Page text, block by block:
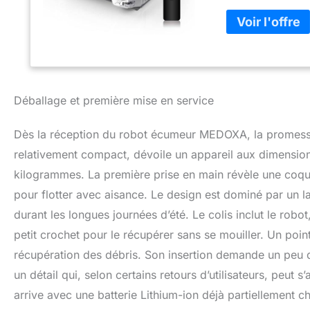
répétitifs tout au
panneaux
d'une
robot en fonction
nettoyage à
efficacement les
processus de
robot de piscine
rendant le travail
poussière】Avec
une super
piscine de 200
fréquemment
Déballage et première mise en service
Dès la réception du robot écumeur MEDOXA, la
relativement compact, dévoile un appareil aux
kilogrammes. La première prise en main révèle une
pour flotter avec aisance. Le design est dominé par un
durant les longues journées d’été. Le colis inclut le
petit crochet pour le récupérer sans se mouiller. Un
récupération des débris. Son insertion demande un
un détail qui, selon certains retours d’utilisateurs, peut
arrive avec une batterie Lithium-ion déjà partiellement